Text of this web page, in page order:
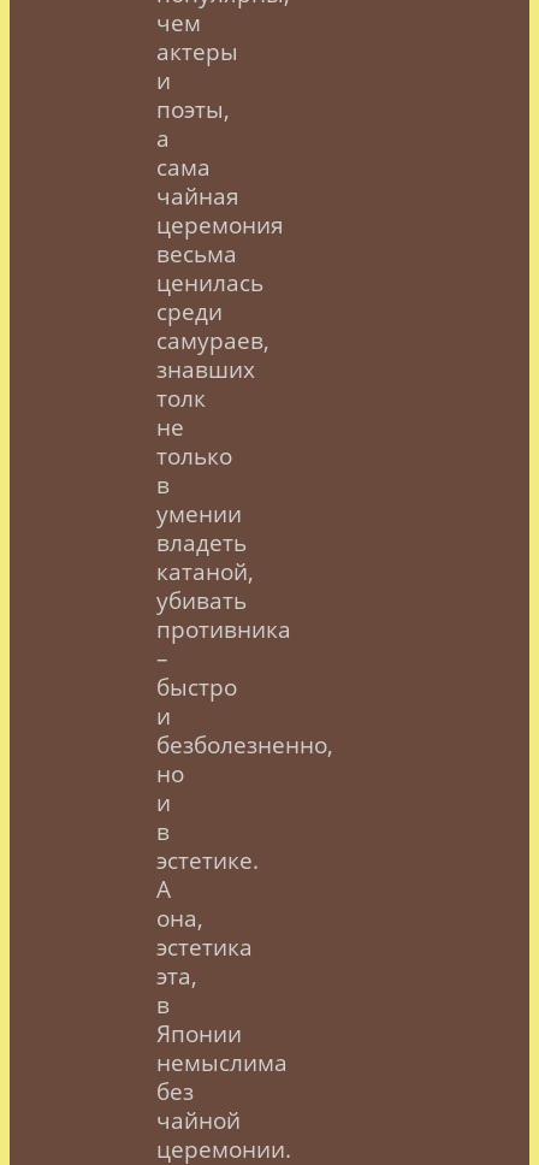
чем
актеры
и
поэты,
а
сама
чайная
церемония
весьма
ценилась
среди
самураев,
знавших
толк
не
только
в
умении
владеть
катаной,
убивать
противника
–
быстро
и
безболезненно,
но
и
в
эстетике.
А
она,
эстетика
эта,
в
Японии
немыслима
без
чайной
церемонии.